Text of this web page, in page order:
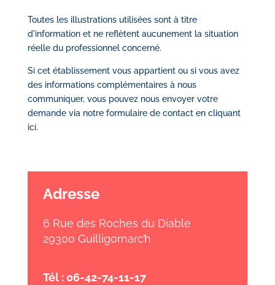
Toutes les illustrations utilisées sont à titre
d'information et ne reflètent aucunement la situation
réelle du professionnel concerné.
Si cet établissement vous appartient ou si vous avez
des informations complémentaires à nous
communiquer, vous pouvez nous envoyer votre
demande via notre formulaire de contact en cliquant
ici.
Adresse
6 Rue des Roches du Diable
29300 Guilligomarc’h
Tél : 06-42-74-11-17